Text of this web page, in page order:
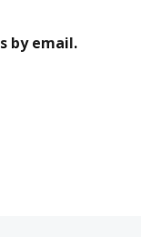
by email.